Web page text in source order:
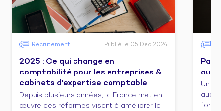
Recrutement Publié le 05 Dec 2024
2025 : Ce qui change en
comptabilité pour les entreprises &
cabinets d'expertise comptable
Depuis plusieurs années, la France met en
œuvre des réformes visant à améliorer la
Un